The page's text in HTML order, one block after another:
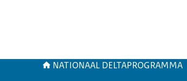
NATIONAAL DELTAPROGRAMMA